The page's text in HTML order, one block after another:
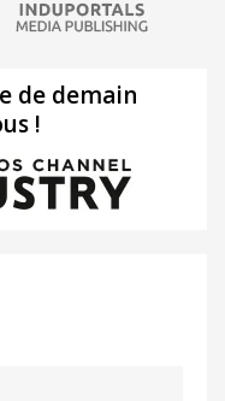
de demain
!